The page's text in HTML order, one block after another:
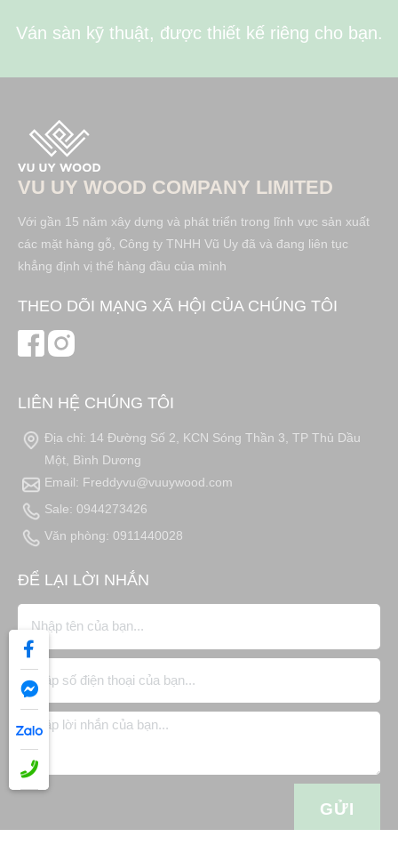
Ván sàn kỹ thuật, được thiết kế riêng cho bạn.
VU UY WOOD COMPANY LIMITED
Với gần 15 năm xây dựng và phát triển trong lĩnh vực sản xuất
các mặt hàng gỗ, Công ty TNHH Vũ Uy đã và đang liên tục
khẳng định vị thế hàng đầu của mình
THEO DÕI MẠNG XÃ HỘI CỦA CHÚNG TÔI
LIÊN HỆ CHÚNG TÔI
Địa chỉ: 14 Đường Số 2, KCN Sóng Thần 3, TP Thủ Dầu
Một, Bình Dương
Email: Freddyvu@vuuywood.com
Sale: 0944273426
Văn phòng: 0911440028
ĐỂ LẠI LỜI NHẮN
GỬI